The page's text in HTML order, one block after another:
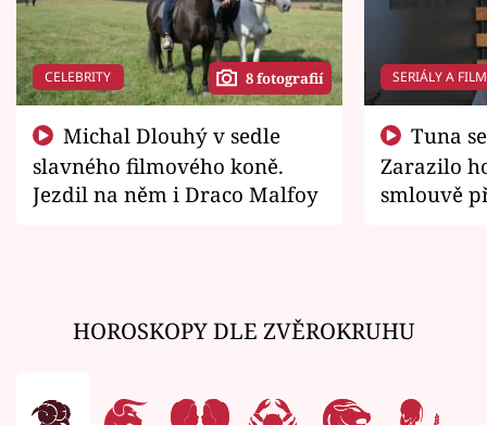
CELEBRITY 8 fotografií
slavného filmového koně.
Jezdil na něm i Draco Malfoy
SERIÁLY A
Zarazilo
smlouvě
HOROSKOPY DLE ZVĚROKRUHU